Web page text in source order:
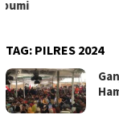
TAG: PILRES 2024